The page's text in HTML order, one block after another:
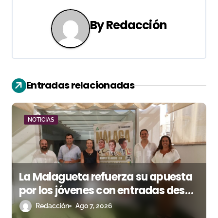
c
i
ó
n
d
e
e
n
t
ByRedacción
Entradas relacionadas
NOTICIAS
La Malagueta refuerza su apuesta
por los jóvenes con entradas desde
un euro
Redacción Ago 7, 2026